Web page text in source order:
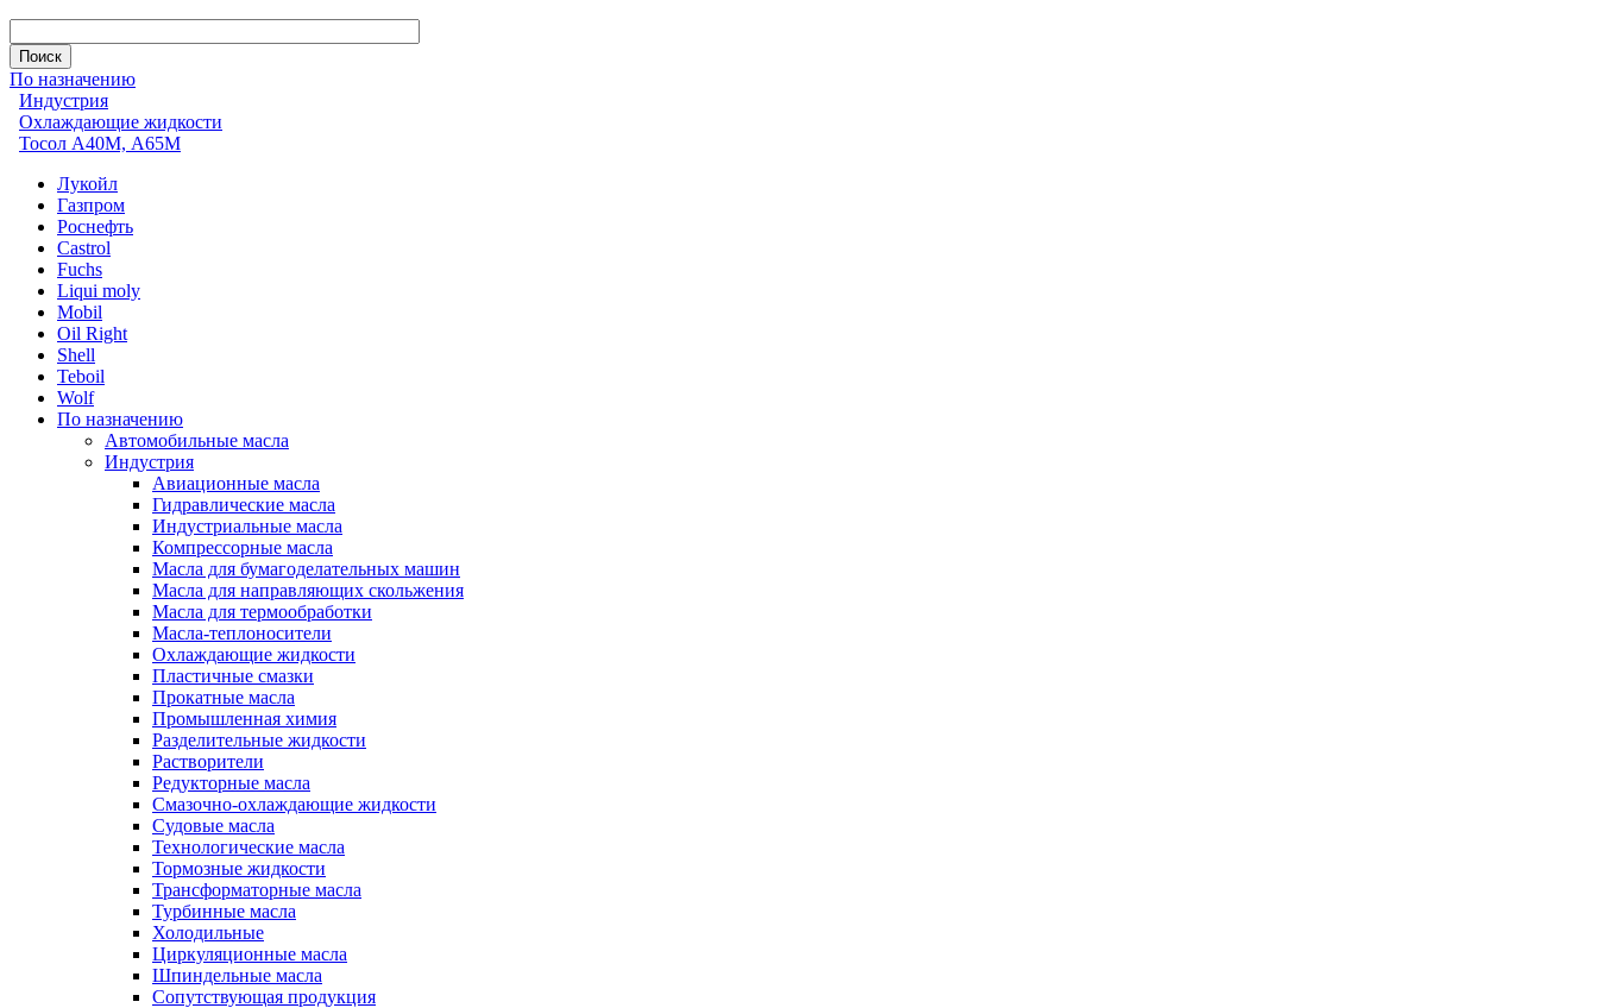
По назначению
Индустрия
Охлаждающие жидкости
Тосол А40М, А65М
Лукойл
Газпром
Роснефть
Castrol
Fuchs
Liqui moly
Mobil
Oil Right
Shell
Teboil
Wolf
По назначению
Автомобильные масла
Индустрия
Авиационные масла
Гидравлические масла
Индустриальные масла
Компрессорные масла
Масла для бумагоделательных машин
Масла для направляющих скольжения
Масла для термообработки
Масла-теплоносители
Охлаждающие жидкости
Пластичные смазки
Прокатные масла
Промышленная химия
Разделительные жидкости
Растворители
Редукторные масла
Смазочно-охлаждающие жидкости
Судовые масла
Технологические масла
Тормозные жидкости
Трансформаторные масла
Турбинные масла
Холодильные
Циркуляционные масла
Шпиндельные масла
Сопутствующая продукция